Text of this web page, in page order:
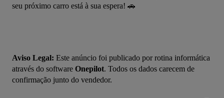
seu próximo carro está à sua espera! 🚗
Aviso Legal: Este anúncio foi publicado por rotina informática
através do software Onepilot. Todos os dados carecem de
confirmação junto do vendedor.